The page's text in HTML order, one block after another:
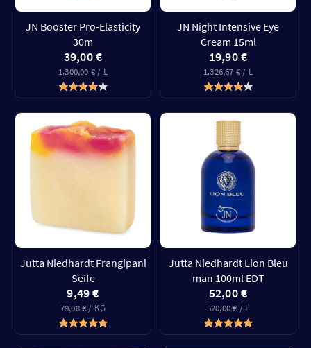
JN Booster Pro-Elasticity
30m
39,00 €
1.300,00 € / L
JN Night Intensive Eye
Cream 15ml
19,90 €
1.326,67 € / L
Jutta Niedhardt Frangipani
Seife
9,49 €
79,08 € / KG
Jutta Niedhardt Lion Bleu
man 100ml EDT
52,00 €
520,00 € / L